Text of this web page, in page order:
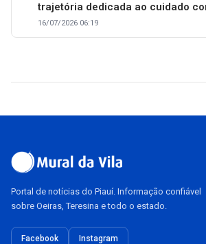
trajetória dedicada ao cuidado
16/07/2026 06:19
Portal de notícias do Piauí. Informação confiável
sobre Oeiras, Teresina e todo o estado.
Facebook Instagram